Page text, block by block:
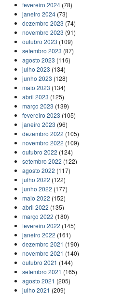
fevereiro 2024 (78)
janeiro 2024 (73)
dezembro 2023 (74)
novembro 2023 (91)
outubro 2023 (109)
setembro 2023 (87)
agosto 2023 (116)
julho 2023 (134)
junho 2023 (128)
maio 2023 (134)
abril 2023 (125)
março 2023 (139)
fevereiro 2023 (105)
janeiro 2023 (96)
dezembro 2022 (105)
novembro 2022 (109)
outubro 2022 (124)
setembro 2022 (122)
agosto 2022 (117)
julho 2022 (122)
junho 2022 (177)
maio 2022 (152)
abril 2022 (135)
março 2022 (180)
fevereiro 2022 (145)
janeiro 2022 (161)
dezembro 2021 (190)
novembro 2021 (140)
outubro 2021 (144)
setembro 2021 (165)
agosto 2021 (205)
julho 2021 (209)